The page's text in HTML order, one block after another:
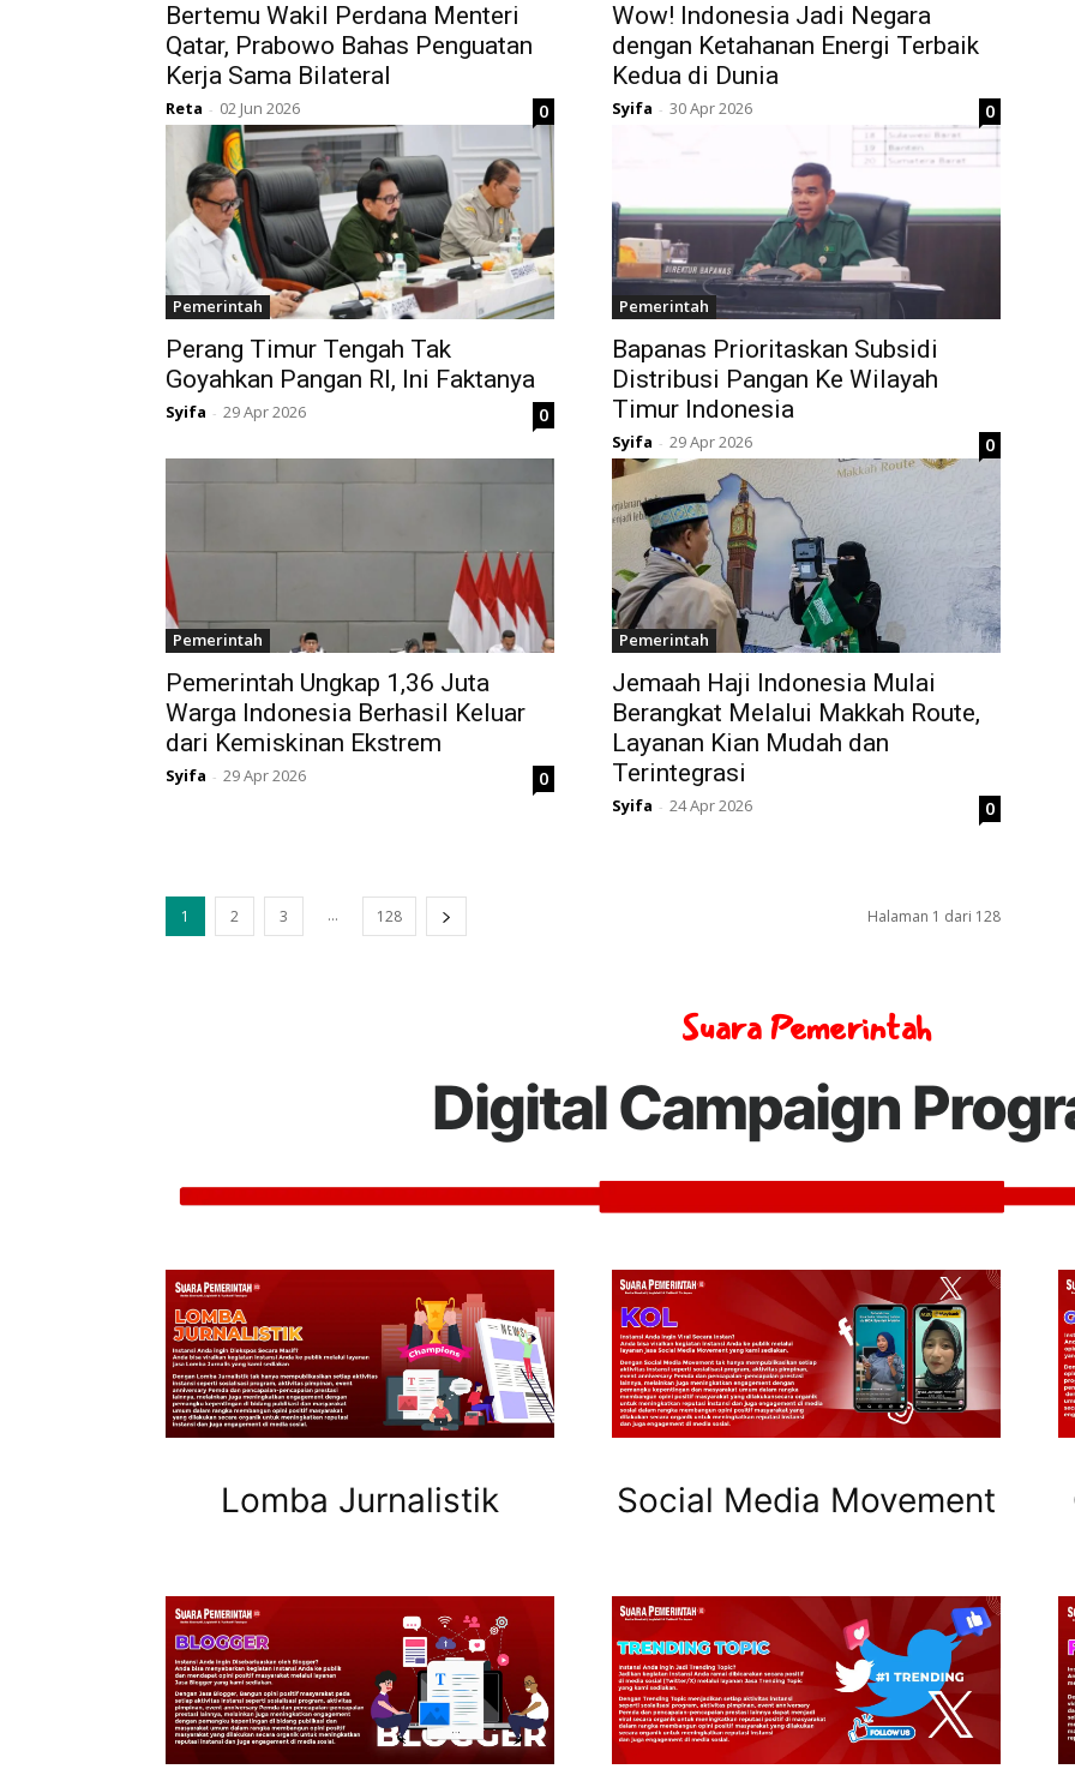
Bertemu Wakil Perdana Menteri
Qatar, Prabowo Bahas Penguatan
Kerja Sama Bilateral
Reta - 02 Jun 2026 0
Wow! Indonesia Jadi Negara
dengan Ketahanan Energi Terbaik
Kedua di Dunia
Syifa - 30 Apr 2026 0
Pemerintah
Perang Timur Tengah Tak
Goyahkan Pangan RI, Ini Faktanya
Syifa - 29 Apr 2026 0
Pemerintah
Bapanas Prioritaskan Subsidi
Distribusi Pangan Ke Wilayah
Timur Indonesia
Syifa - 29 Apr 2026 0
Pemerintah
Pemerintah Ungkap 1,36 Juta
Warga Indonesia Berhasil Keluar
dari Kemiskinan Ekstrem
Syifa - 29 Apr 2026 0
Pemerintah
Jemaah Haji Indonesia Mulai
Berangkat Melalui Makkah Route,
Layanan Kian Mudah dan
Terintegrasi
Syifa - 24 Apr 2026 0
1 2 3 ... 128 Halaman 1 dari 128
Suara Pemerintah
Digital Campaign
Lomba Jurnalistik Social Media Movement